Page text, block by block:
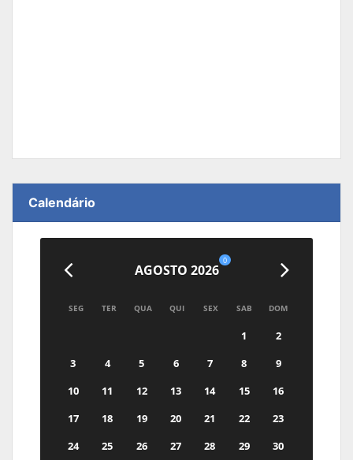
Calendário
AGOSTO 2026
0
SEG TER QUA QUI SEX SAB DOM
1
2
3
4 5 6 7 8
9
10
11 12 13 14 15
16
17
18 19 20 21 22
23
24
25 26 27 28 29
30